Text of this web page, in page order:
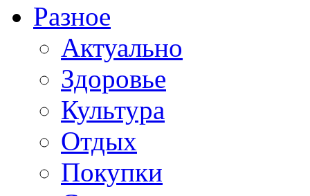
Разное
Актуально
Здоровье
Культура
Отдых
Покупки